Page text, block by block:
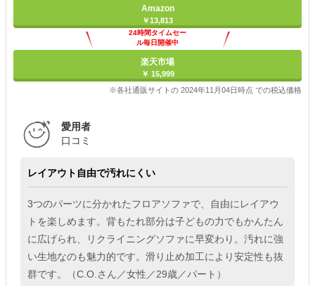
Amazon
￥13,813
24時間タイムセー
ル毎日開催中
楽天市場
￥ 15,999
※各社通販サイトの 2024年11月04日時点 での税込価格
愛用者
口コミ
レイアウト自由で汚れにくい
3つのパーツに分かれたフロアソファで、自由にレイアウ
トを楽しめます。背もたれ部分は子どもの力でもかんたん
に広げられ、リクライニングソファに早変わり。汚れに強
い生地なのも魅力的です。滑り止め加工により安定性も抜
群です。（C.O.さん／女性／29歳／パート）